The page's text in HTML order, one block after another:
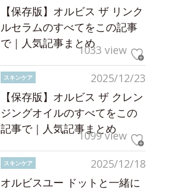
【保存版】オルビス ザ リンク
ルセラムのすべてをこの記事
で｜人気記事まとめ1033 view
2025/12/23
スキンケア
【保存版】オルビス ザ クレン
ジングオイルのすべてをこの
記事で｜人気記事まとめ
1099 view
2025/12/18
スキンケア
オルビスユー ドットと一緒に